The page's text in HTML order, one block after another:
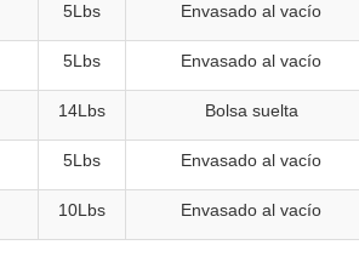
5Lbs Envasado al vacío
5Lbs Envasado al vacío
14Lbs Bolsa suelta
5Lbs Envasado al vacío
10Lbs Envasado al vacío